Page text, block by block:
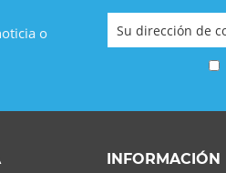
o
INFORMACIÓN